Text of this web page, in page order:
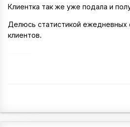
Клиентка так же уже подала и
Делюсь статистикой
клиентов.